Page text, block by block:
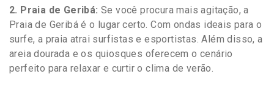
2. Praia de Geribá: Se você procura mais agitação, a
Praia de Geribá é o lugar certo. Com ondas ideais para o
surfe, a praia atrai surfistas e esportistas. Além disso, a
areia dourada e os quiosques oferecem o cenário
perfeito para relaxar e curtir o clima de verão.